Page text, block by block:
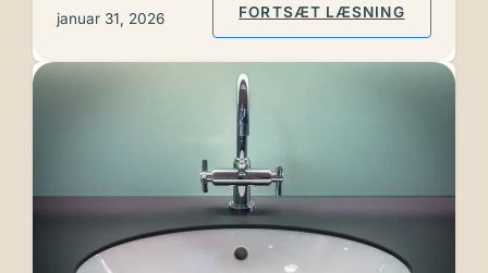
januar 31, 2026 FORTSÆT LÆSNING: